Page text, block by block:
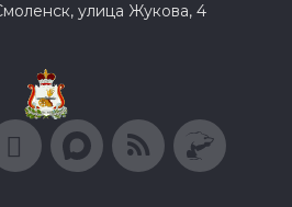
улица Жукова, 4